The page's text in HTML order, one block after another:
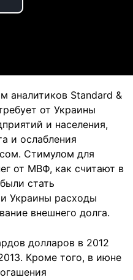
аналитиков Standard &
от Украины
и населения,
и ослабления
Стимулом для
от МВФ, как считают в
стать
Украины расходы
внешнего долга.
долларов в 2012
Кроме того, в июне